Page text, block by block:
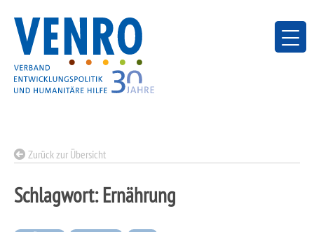
content
Zurück zur Übersicht
Schlagwort:Ernährung